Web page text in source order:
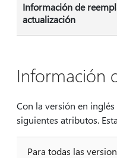
Información de
actualización
Información
Con la versión en
siguientes atributos.
Para todas las